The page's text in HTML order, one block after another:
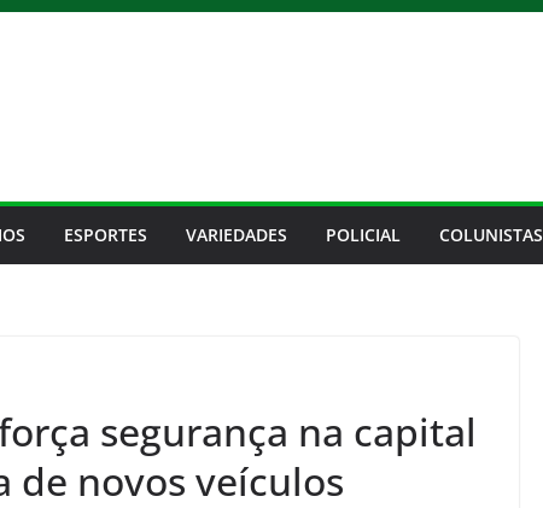
ESPORTES VARIEDADES POLICIAL COLUNISTAS
segurança na capital
novos veículos